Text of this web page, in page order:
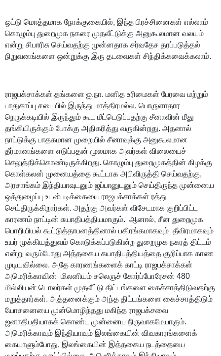
ஒட்டு மொத்தமாக நோக்குகையில், இந்த பிரச்சினைகள் எல்லாம்
கொழும்பு துறைமுக நகரை முதலீட்டுக்கு அனுகூலமான வலயம்
என்று சிபாரிசு செய்வதற்கு முன்னதாக சர்வதேச தரப்படுத்தல்
நிறுவனங்களை ஒன்றுக்கு இரு தடவைகள் சிந்திக்கவைக்கலாம்.
ராஜபக்சாக்கள் தங்களை ஐ.நா. மனித உரிமைகள் பேரவை மற்றும்
பாதுகாப்பு சபையில் இருந்து மாத்திரமல்ல, பொருளாதார
நெருக்கடியில் இருந்தும் கூட மீட்டெடுப்பதற்கு சீனாவின் மீது
தங்கியிருக்கும் போக்கு அதிகரித்து வருகின்றது. அதனால்
நாட்டுக்கு பாதகமான முறையில் சீனாவுக்கு அனுகூலமான
தீர்மானங்களை எடுப்பதன் மூலமாக அவர்கள் விலையைச்
செலுத்திக்கொண்டிருக்கிறது. கொழும்பு துறைமுகத்தின் கிழக்கு
கொள்கலன் முனையத்தை கூட்டாக அபிவிருத்தி செய்வதற்கு,
அரசாங்கம் இந்தியாவுடனும் ஜப்பானுடனும் செய்திருந்த முன்னைய
ஒத்துழைப்பு உடன்படிக்கையை ராஜபக்சாக்கள் ரத்து
செய்திருக்கிறார்கள். அதற்கு அவர்கள் விசேடமாக குறிப்பிட்ட
காரணம் நாட்டின் சுயாதிபத்தியமாகும். ஆனால், சீன துறைமுக
பொறியியல் கூட்டுத்தாபனத்தினால் பகிரங்கமாகவும் தீவிரமாகவும்
உயர் முக்கியத்துவம் கொடுக்கப்படுகின்ற துறைமுக நகரத் திட்டம்
என்று வரும்போது அத்தகைய சுயாதிபத்தியத்தை குறிப்பாக காண
முடியவில்லை. அதே காரணங்களைக் காட்டி ராஜபக்சாக்கள்
அமெரிக்காவின் மிலனியம் சலெஞச் கோர்ப்போரேசன் 480
மில்லியன் டொலர்கள் முதலீட்டு திட்டங்களை கைச்சாத்திடுவதற்கு
மறுத்தார்கள். அத்தனைக்கும் அந்த திட்டங்களை கைச்சாத்திடும்
யோசனையை முன்மொழிந்தது மகிந்த ராஜபக்சவை
ஜனாதிபதியாகக் கொண்ட முன்னைய நிருவாகமேயாகும்.
அமெரிக்காவும் இந்தியாவும் இலங்கையின் விவகாரங்களைக்
கையாளும்போது, இலங்கையின் இத்தகைய நடத்தையை